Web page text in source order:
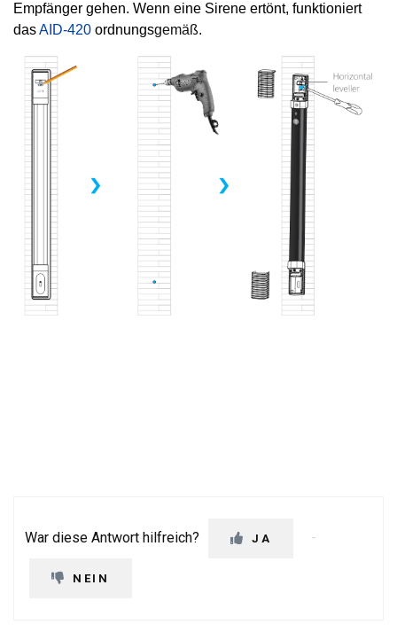
Empfänger gehen. Wenn eine Sirene ertönt, funktioniert
dasAID-420 ordnungsgemäß.
War diese Antwort hilfreich? JA
NEIN